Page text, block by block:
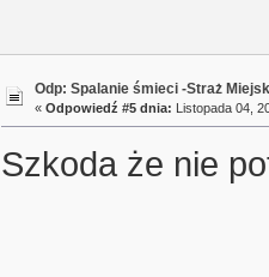
Odp: Spalanie śmieci -Straż
« Odpowiedź #5 dnia: Listopada 04,
Szkoda że nie